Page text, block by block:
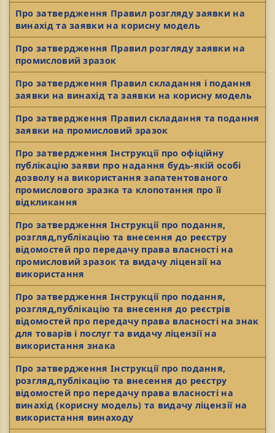
Про затвердження Правил розгляду заявки на
винахід та заявки на корисну модель
Про затвердження Правил розгляду заявки на
промисловий зразок
Про затвердження Правил складання і подання
заявки на винахід та заявки на корисну модель
Про затвердження Правил складання та подання
заявки на промисловий зразок
Про затвердження Інструкції про офіційну
публікацію заяви про надання будь-якій особі
дозволу на використання запатентованого
промислового зразка та клопотання про її
відкликання
Про затвердження Інструкції про подання,
розгляд,публікацію та внесення до реєстру
відомостей про передачу права власності на
промисловий зразок та видачу ліцензії на
використання
Про затвердження Інструкції про подання,
розгляд,публікацію та внесення до реєстрів
відомостей про передачу права власності на знак
для товарів і послуг та видачу ліцензії на
використання знака
Про затвердження Інструкції про подання,
розгляд,публікацію та внесення до реєстру
відомостей про передачу права власності на
винахід (корисну модель) та видачу ліцензії на
використання винаходу